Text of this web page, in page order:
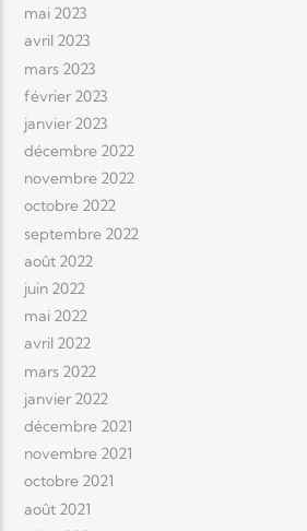
mai 2023
avril 2023
mars 2023
février 2023
janvier 2023
décembre 2022
novembre 2022
octobre 2022
septembre 2022
août 2022
juin 2022
mai 2022
avril 2022
mars 2022
janvier 2022
décembre 2021
novembre 2021
octobre 2021
août 2021